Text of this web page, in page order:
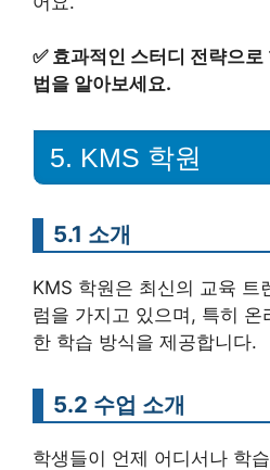
✅ 효과적인 스터디 전략으
법을 알아보세요.
5. KMS 학원
5.1 소개
KMS 학원은 최신의 교육 트
럼을 가지고 있으며, 특히 온
한 학습 방식을 제공합니다.
5.2 수업 소개
학생들이 언제 어디서나 학